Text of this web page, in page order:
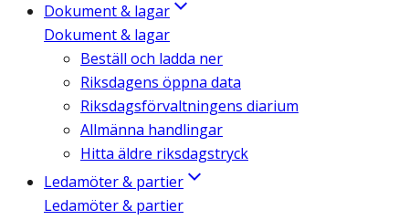
Dokument & lagar
Dokument & lagar
Beställ och ladda ner
Riksdagens öppna data
Riksdagsförvaltningens diarium
Allmänna handlingar
Hitta äldre riksdagstryck
Ledamöter & partier
Ledamöter & partier